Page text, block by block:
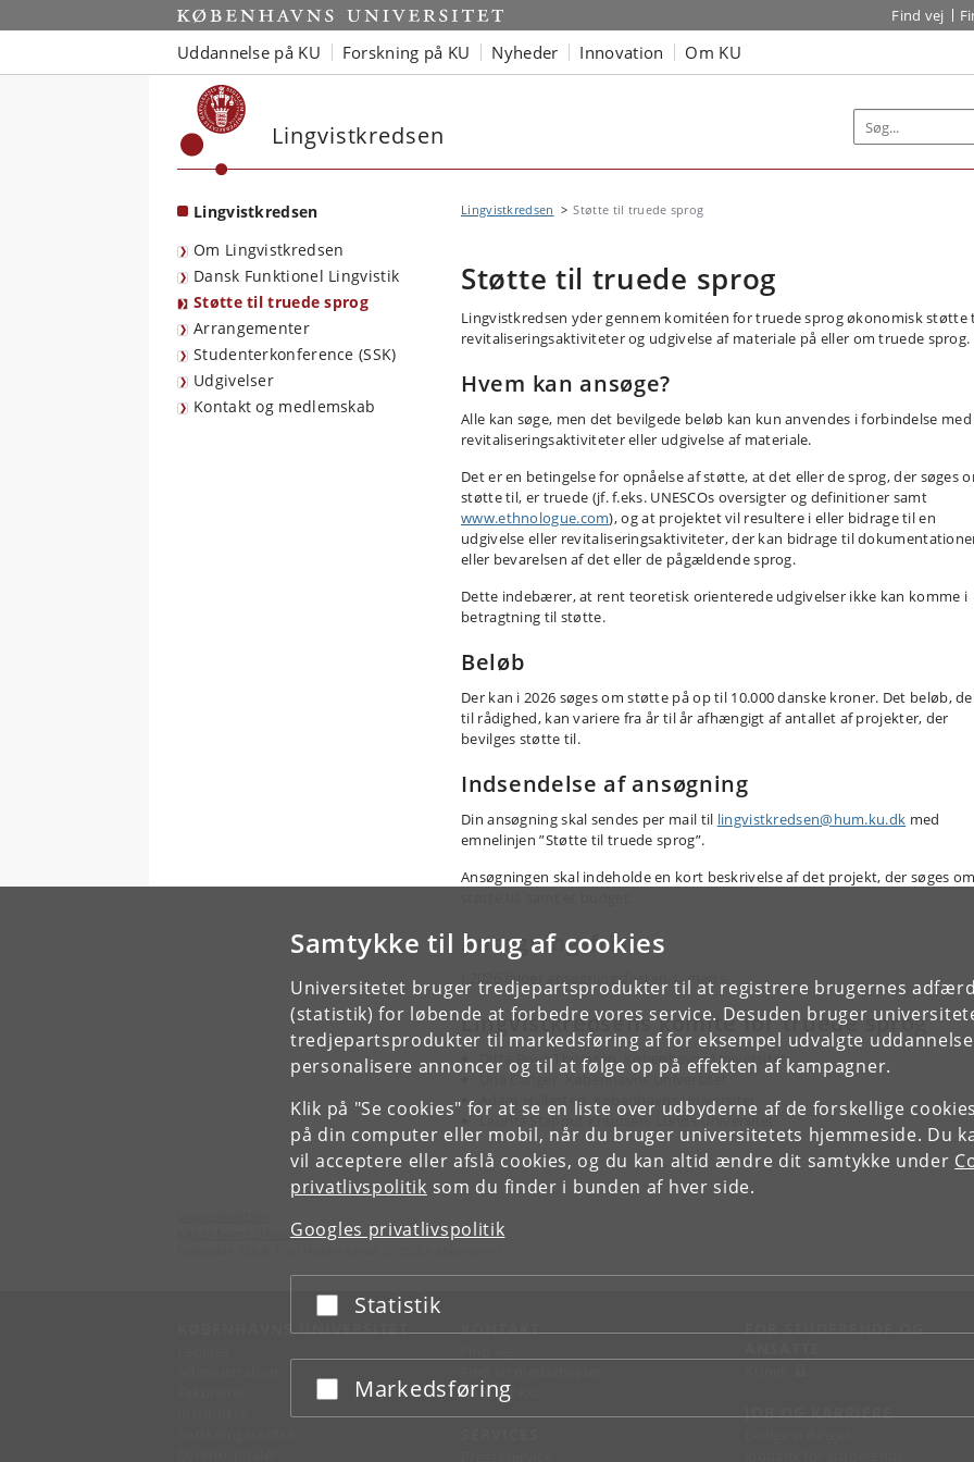
Samtykke til brug af cookies
Universitetet bruger tredjepartsprodukter til at registrere brugernes
(statistik) for løbende at forbedre vores service. Desuden bruger
tredjepartsprodukter til markedsføring af for eksempel udvalgte
personalisere annoncer og til at følge op på effekten af kampagner.
Klik på "Se cookies" for at se en liste over udbyderne af de forskellige
på din computer eller mobil, når du bruger universitetets hjemmeside. Du
vil acceptere eller afslå cookies, og du kan altid ændre dit samtykke under
privatlivspolitik som du finder i bunden af hver side.
Googles privatlivspolitik
Acceptér eller afslå
Statistik
Acceptér eller afslå
Markedsføring
Start Find vej
Uddannelse på KU Forskning på KU Nyheder Innovation Om KU
Lingvistkredsen
Lingvistkredsen
Om Lingvistkredsen
Dansk Funktionel Lingvistik
Støtte til truede sprog
Arrangementer
Studenterkonference (SSK)
Udgivelser
Kontakt og medlemskab
Lingvistkredsen Støtte til truede sprog
Støtte til truede sprog
Lingvistkredsen yder gennem komitéen for truede sprog økonomisk støtte
revitaliseringsaktiviteter og udgivelse af materiale på eller om truede sprog.
Hvem kan ansøge?
Alle kan søge, men det bevilgede beløb kan kun anvendes i forbindelse med
revitaliseringsaktiviteter eller udgivelse af materiale.
Det er en betingelse for opnåelse af støtte, at det eller de sprog, der søges
støtte til, er truede (jf. f.eks. UNESCOs oversigter og definitioner samt
www.ethnologue.com), og at projektet vil resultere i eller bidrage til en
udgivelse eller revitaliseringsaktiviteter, der kan bidrage til
eller bevarelsen af det eller de pågældende sprog.
Dette indebærer, at rent teoretisk orienterede udgivelser ikke kan komme i
betragtning til støtte.
Beløb
Der kan i 2026 søges om støtte på op til 10.000 danske kroner. Det beløb,
til rådighed, kan variere fra år til år afhængigt af antallet af projekter, der
bevilges støtte til.
Indsendelse af ansøgning
Din ansøgning skal sendes per mail til lingvistkredsen@hum.ku.dk med
emnelinjen ”Støtte til truede sprog”.
Ansøgningen skal indeholde en kort beskrivelse af det projekt, der søges om
Ansøgningsfrist
I 2026 falder ansøgningsfristen 1. marts.
Lingvistkredsens komité for truede sprog
Ditte Boeg Thomsen, Københavns Universitet
Una Canger, Københavns Universitet
Adam Hyllested, Københavns Universitet
Laurits Stapput Knudsen, Lunds Universitet.
Københavns Universitet
KØBENHAVNS UNIVERSITET KONTAKT
Kontakt KU
FOR STUDERENDE OG
JOB OG KARRIERE